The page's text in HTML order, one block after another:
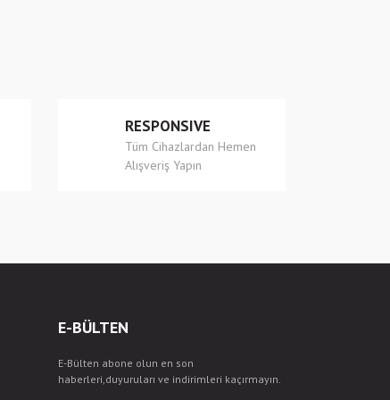
RESPONSIVE
Tüm Cihazlardan Hemen
Alışveriş Yapın
E-BÜLTEN
E-Bülten abone olun en son
haberleri,duyuruları ve indirimleri kaçırmayın.